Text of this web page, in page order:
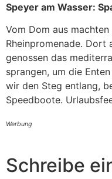
Speyer am Wasser:
Vom Dom aus
Rheinpromenade. Dort
genossen das
sprangen, um die
wir den Steg entlang,
Speedboote.
Werbung
Schreibe